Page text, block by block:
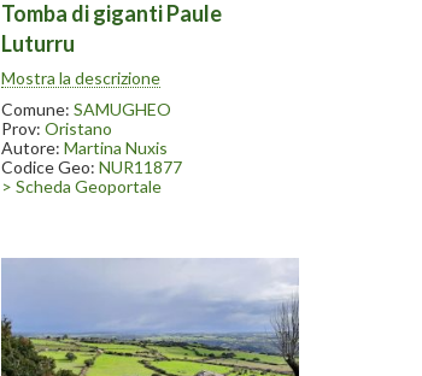
Tomba di giganti Paule
Luturru
Scavata nel 1996-97. Nelle vicinanze
sono state ritrovate numerose statue
menhir conservate in parte presso il
museo dell’arte tessile in Samugheo.
Mostra la descrizione
Comune:SAMUGHEO
Prov:Oristano
Autore:Martina Nuxis
Codice Geo:NUR11877
> Scheda Geoportale